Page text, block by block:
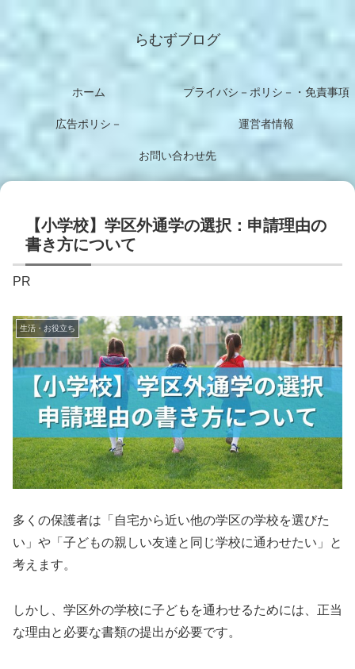
らむずブログ
ホーム プライバシ－ポリシ－・免責事項
広告ポリシ－ 運営者情報
お問い合わせ先
【小学校】学区外通学の選択：申請理由の
書き方について
PR
生活・お役立ち
多くの保護者は「自宅から近い他の学区の学校を選びた
い」や「子どもの親しい友達と同じ学校に通わせたい」と
考えます。
しかし、学区外の学校に子どもを通わせるためには、正当
な理由と必要な書類の提出が必要です。